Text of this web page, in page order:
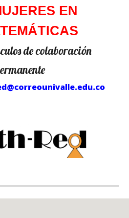
EN
ÁTICAS
de colaboración